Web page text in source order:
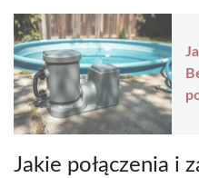
Jakie połączenia i